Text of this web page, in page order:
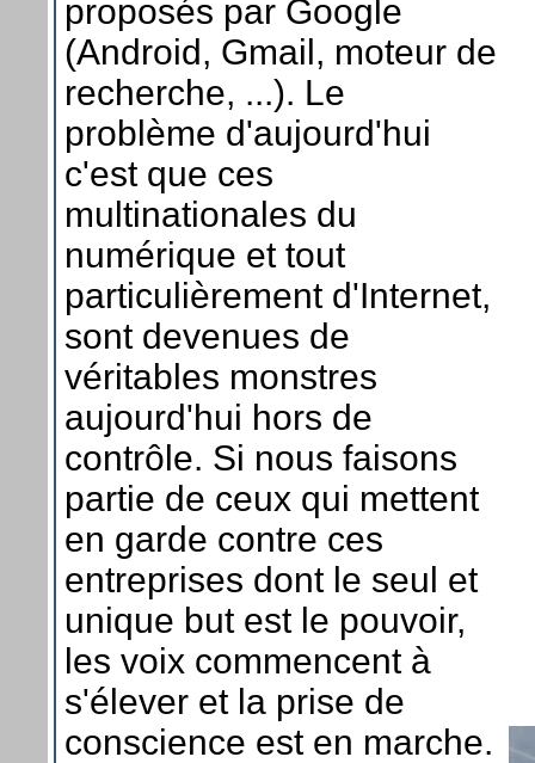
proposés par Google
(Android, Gmail, moteur de
recherche, ...). Le
problème d'aujourd'hui
c'est que ces
multinationales du
numérique et tout
particulièrement d'Internet,
sont devenues de
véritables monstres
aujourd'hui hors de
contrôle. Si nous faisons
partie de ceux qui mettent
en garde contre ces
entreprises dont le seul et
unique but est le pouvoir,
les voix commencent à
s'élever et la prise de
conscience est en marche.